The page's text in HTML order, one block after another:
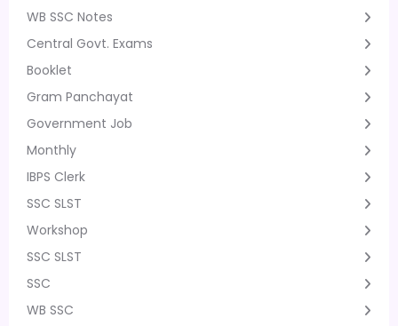
WB SSC Notes
Central Govt. Exams
Booklet
Gram Panchayat
Government Job
Monthly
IBPS Clerk
SSC SLST
Workshop
SSC SLST
SSC
WB SSC